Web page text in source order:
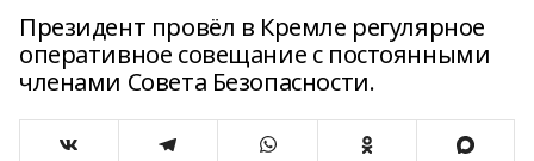
Президент провёл в Кремле регулярное
оперативное совещание с постоянными
членами Совета Безопасности.